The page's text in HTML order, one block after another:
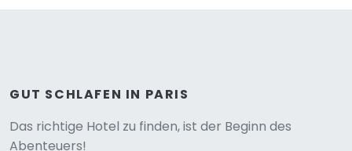
GUT SCHLAFEN IN PARIS
Das richtige Hotel zu finden, ist der Beginn des
Abenteuers!